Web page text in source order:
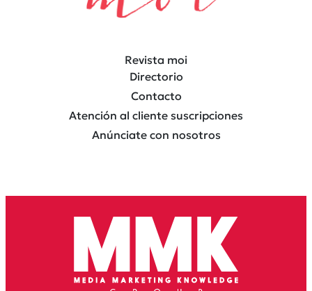
Revista moi
Directorio
Contacto
Atención al cliente suscripciones
Anúnciate con nosotros